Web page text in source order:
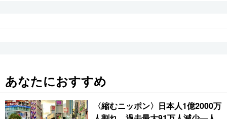
あなたにおすすめ
〈縮むニッポン〉日本人1億2000万